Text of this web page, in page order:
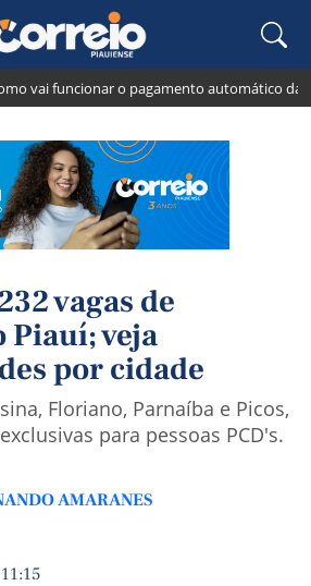
funcionar o pagamento automático da
vagas de
Piauí; veja
por cidade
Floriano, Parnaíba e Picos,
para pessoas PCD's.
AMARANES